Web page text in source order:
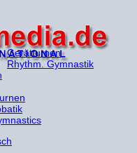
Gerätturnen
Rhythm. Gymnastik